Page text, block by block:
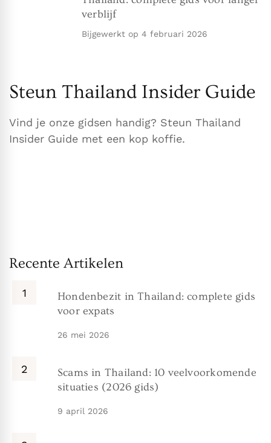
verblijf
Bijgewerkt op 4 februari 2026
Steun Thailand Insider Guide
Vind je onze gidsen handig? Steun Thailand
Insider Guide met een kop koffie.
Recente Artikelen
Hondenbezit in Thailand: complete gids
voor expats
26 mei 2026
Scams in Thailand: 10 veelvoorkomende
situaties (2026 gids)
9 april 2026